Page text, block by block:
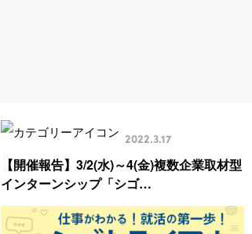
2022.3.17
【開催報告】3/2(水)～4(金)複数企業取材型
インターンシップ「シゴ…